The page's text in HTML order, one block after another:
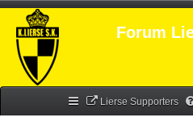
Forum
Lierse Supporters